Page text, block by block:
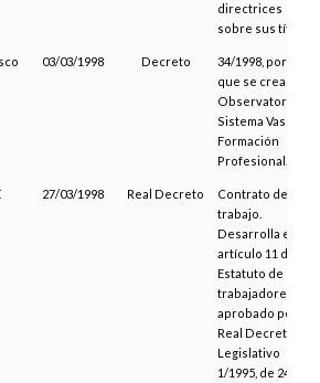
directrices
sobre sus títulos.
03/03/1998 Decreto
34/1998, por el
que se crea el
Observatorio del
Sistema Vasco de
Formación
Profesional.
27/03/1998 Real Decreto
Contrato de
trabajo.
Desarrolla el
artículo 11 del
Estatuto de los
trabajadores,
aprobado por el
Real Decreto
Legislativo
1/1995, de 24